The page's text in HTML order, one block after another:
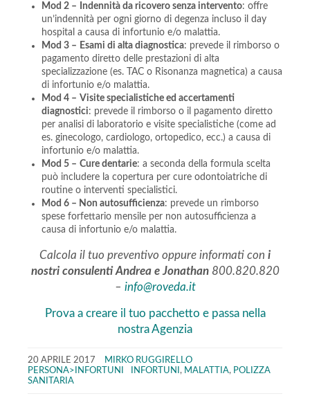
Mod 2 –
Indennità da ricovero senza intervento: offre
un’indennità per ogni giorno di degenza incluso il day
hospital a causa di infortunio e/o malattia.
Mod 3 – Esami di alta diagnostica: prevede il rimborso o
pagamento diretto delle prestazioni di alta
specializzazione (es. TAC o Risonanza magnetica) a causa
di infortunio e/o malattia.
Mod 4 – Visite specialistiche ed accertamenti
diagnostici: prevede il rimborso o il pagamento diretto
per analisi di laboratorio e visite specialistiche (come ad
es. ginecologo, cardiologo, ortopedico, ecc.) a causa di
infortunio e/o malattia.
Mod 5 – Cure dentarie: a seconda della formula scelta
può includere la copertura per cure odontoiatriche di
routine o interventi specialistici.
Mod 6 – Non autosufficienza: prevede un rimborso
spese forfettario mensile per non autosufficienza a
causa di infortunio e/o malattia.
Calcola il tuo preventivo oppure informati con i
nostri consulenti Andrea e Jonathan 800.820.820
– info@roveda.it
Prova a creare il tuo pacchetto e passa nella
nostra Agenzia
20 APRILE 2017
MIRKO RUGGIRELLO
PERSONA>INFORTUNI
INFORTUNI , MALATTIA, POLIZZA
SANITARIA